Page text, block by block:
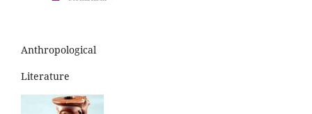
Anthropological
Literature